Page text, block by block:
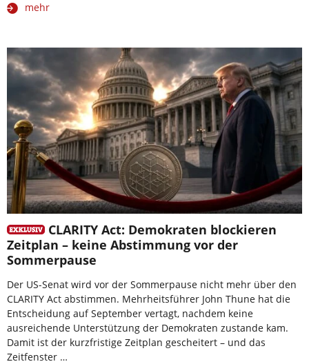
mehr
CLARITY Act: Demokraten blockieren
Zeitplan – keine Abstimmung vor der
Sommerpause
Der US-Senat wird vor der Sommerpause nicht mehr über den
CLARITY Act abstimmen. Mehrheitsführer John Thune hat die
Entscheidung auf September vertagt, nachdem keine
ausreichende Unterstützung der Demokraten zustande kam.
Damit ist der kurzfristige Zeitplan gescheitert – und das
Zeitfenster …